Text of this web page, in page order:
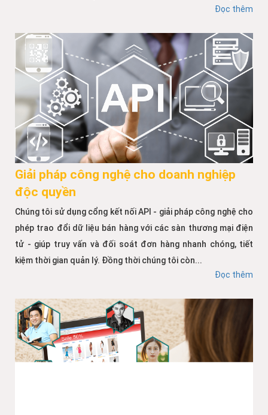
Đọc thêm
Giải pháp công nghệ cho doanh nghiệp
độc quyền
Chúng tôi sử dụng cổng kết nối API - giải pháp công nghệ cho
phép trao đổi dữ liệu bán hàng với các sàn thương mại điện
tử - giúp truy vấn và đối soát đơn hàng nhanh chóng, tiết
kiệm thời gian quản lý. Đồng thời chúng tôi còn...
Đọc thêm